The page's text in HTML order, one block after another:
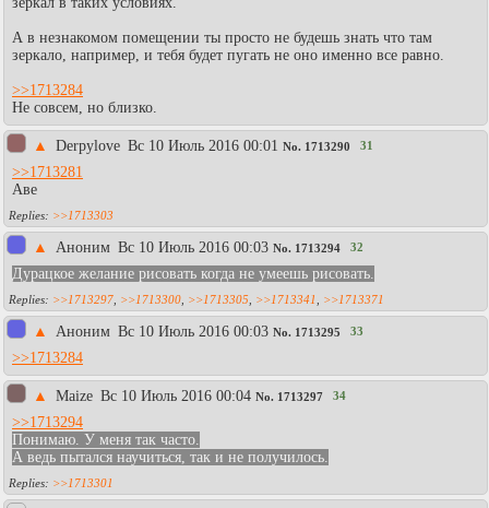
А в незнакомом помещении ты просто не будешь знать что там
зеркало, например, и тебя будет пугать не оно именно все равно.
>>1713284
Не совсем, но близко.
▲ Derpylove Вc 10 Июль 2016 00:01 No. 1713290 31
>>1713281
Аве
>>1713303
▲ Aнoним Вc 10 Июль 2016 00:03 No. 1713294 32
Дурацкое желание рисовать когда не умеешь рисовать.
>>1713297 >>1713300 >>1713305 >>1713341 >>1713371
▲ Aнoним Вc 10 Июль 2016 00:03 No. 1713295 33
>>1713284
▲ Maize Вc 10 Июль 2016 00:04 No. 1713297 34
>>1713294
Понимаю. У меня так часто.
А ведь пытался научиться, так и не получилось.
>>1713301